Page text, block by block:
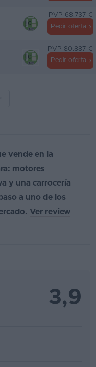
PVP 68.737 €
Pedir oferta
PVP 80.887 €
Pedir oferta
vende en la
motores
y una carrocería
a uno de los
Ver review
3,9